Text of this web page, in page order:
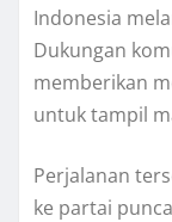
Indonesia
Dukungan
memberikan
untuk tampil
Perjalanan
ke partai